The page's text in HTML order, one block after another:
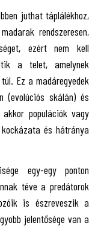
juthat táplálékhoz,
rendszeresen,
ezért nem kell
a telet, amelynek
Ez a madáregyedek
(evolúciós skálán) és
populációk vagy
és hátránya
egy-egy ponton
téve a predátorok
is észreveszik a
jelentősége van a